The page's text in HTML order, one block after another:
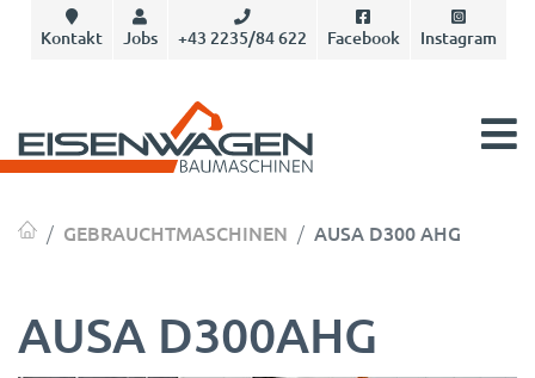
Kontakt Jobs +43 2235/84 622 Facebook Instagram
GEBRAUCHTMASCHINEN AUSA D300 AHG
AUSA D300AHG